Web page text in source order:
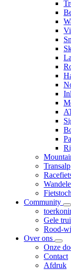
Transalp
Community
Gele trui
Rood-
Over ons
Onze
Contact
Afdruk